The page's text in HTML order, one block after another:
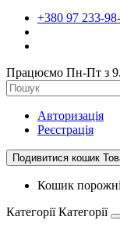
+380 97 233-
Працюємо Пн-Пт з
Авторизація
Реєстрація
Подивитися кошик
Кошик
Категорії Категорії